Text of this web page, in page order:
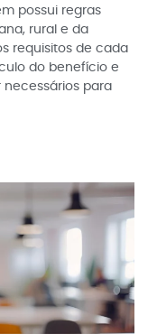
possui regras
rural e da
requisitos de cada
do benefício e
para